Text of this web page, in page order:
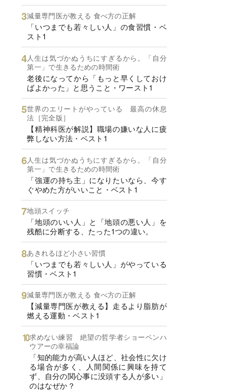
減量専門医が教える 食べ方の正解
「いつまでも若々しい人」の食習慣・ベ
スト1
人生は気づかぬうちにすぎるから。「自分
第一」で生きるための時間術
老後になってから「もっと早くしておけ
ばよかった」と思うこと・ワースト1
世界のエリートがやっている 最高の休息
法［完全版］
【精神科医が解説】職場の嫌いな人に疲
弊しない方法・ベスト1
人生は気づかぬうちにすぎるから。「自分
第一」で生きるための時間術
「強運の持ち主」になりたいなら、今す
ぐやめた方がいいこと・ベスト1
地頭スイッチ
「地頭のいい人」と「地頭の悪い人」を
残酷に分断する、たった1つの違い。
あきれるほど小さい習慣
「いつまでも若々しい人」がやっている
習慣・ベスト1
減量専門医が教える 食べ方の正解
【減量専門医が教える】走るより脂肪が
燃える運動・ベスト1
求めない練習 絶望の哲学者ショーペンハ
ウアーの幸福論
「知的能力が高い人ほど、社会性に欠け
る場合が多く、人間関係に興味を持て
ず、自分の関心事に没頭する人が多い」
のはなぜか？